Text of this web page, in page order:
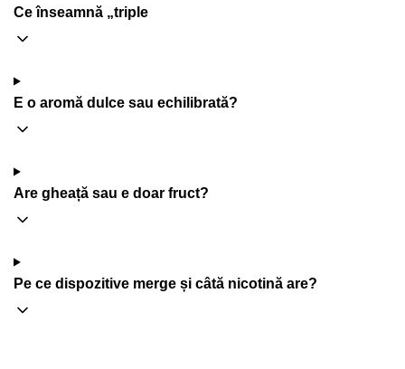
Ce înseamnă „triple
E o aromă dulce sau echilibrată?
Are gheață sau e doar fruct?
Pe ce dispozitive merge și câtă nicotină are?